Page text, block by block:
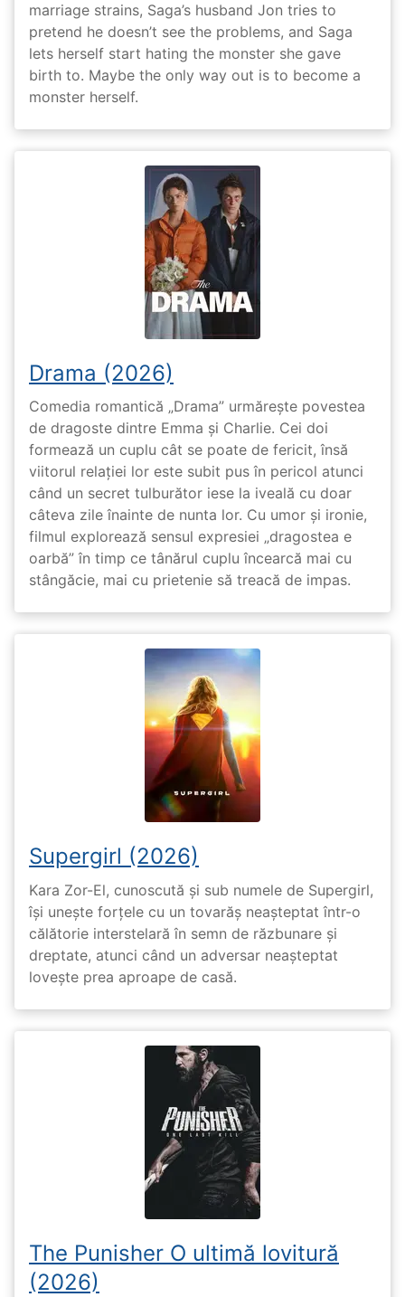
marriage strains, Saga’s husband Jon tries to
pretend he doesn’t see the problems, and Saga
lets herself start hating the monster she gave
birth to. Maybe the only way out is to become a
monster herself.
Drama (2026)
Comedia romantică „Drama” urmărește povestea
de dragoste dintre Emma și Charlie. Cei doi
formează un cuplu cât se poate de fericit, însă
viitorul relației lor este subit pus în pericol atunci
când un secret tulburător iese la iveală cu doar
câteva zile înainte de nunta lor. Cu umor și ironie,
filmul explorează sensul expresiei „dragostea e
oarbă” în timp ce tânărul cuplu încearcă mai cu
stângăcie, mai cu prietenie să treacă de impas.
Supergirl (2026)
Kara Zor-El, cunoscută și sub numele de Supergirl,
își unește forțele cu un tovarăș neașteptat într-o
călătorie interstelară în semn de răzbunare și
dreptate, atunci când un adversar neașteptat
lovește prea aproape de casă.
The Punisher O ultimă lovitură
(2026)